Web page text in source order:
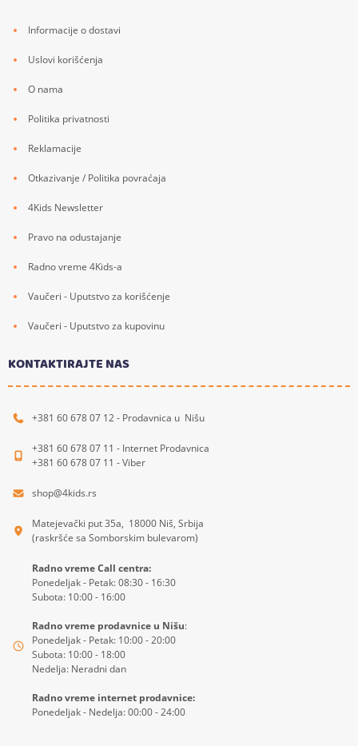
Informacije o dostavi
Uslovi korišćenja
O nama
Politika privatnosti
Reklamacije
Otkazivanje / Politika povraćaja
4Kids Newsletter
Pravo na odustajanje
Radno vreme 4Kids-a
Vaučeri - Uputstvo za korišćenje
Vaučeri - Uputstvo za kupovinu
KONTAKTIRAJTE NAS
+381 60 678 07 12 - Prodavnica u Nišu
+381 60 678 07 11 - Internet Prodavnica
+381 60 678 07 11 - Viber
shop@4kids.rs
Matejevački put 35a, 18000 Niš, Srbija
(raskršće sa Somborskim bulevarom)
Radno vreme Call centra:
Ponedeljak - Petak: 08:30 - 16:30
Subota: 10:00 - 16:00
Radno vreme prodavnice u Nišu:
Ponedeljak - Petak: 10:00 - 20:00
Subota: 10:00 - 18:00
Nedelja: Neradni dan
Radno vreme internet prodavnice:
Ponedeljak - Nedelja: 00:00 - 24:00